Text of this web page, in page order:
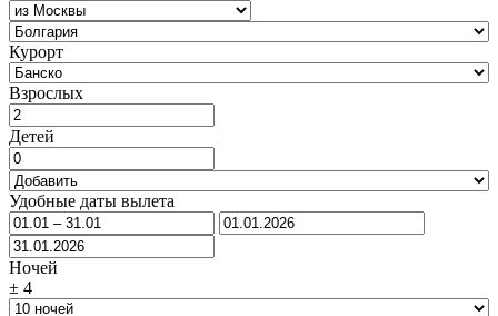
Курорт
Взрослых
Детей
Удобные даты вылета
Ночей
± 4